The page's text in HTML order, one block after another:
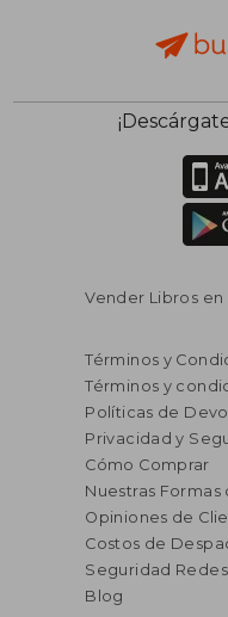
Vender Libros en
Términos y
Términos y
Políticas de
Privacidad y
Cómo Comprar
Nuestras Formas
Opiniones de
Costos de
Seguridad
Blog